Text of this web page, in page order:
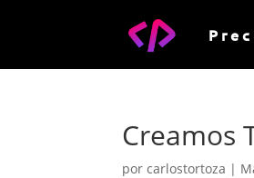
Creamos
porcarlostortoza |